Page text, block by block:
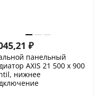
₽
панельный
AXIS 21 500 x 900
нижнее